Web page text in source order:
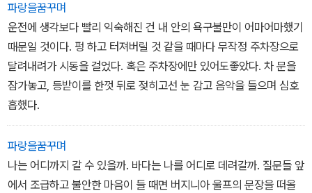
파랑을꿈꾸며
운전에 생각보다 빨리 익숙해진 건 내 안의 욕구불만이 어마어마했기
때문일 것이다. 펑 하고 터져버릴 것 같을 때마다 무작정 주차장으로
달려내려가 시동을 걸었다. 혹은 주차장에만 있어도좋았다. 차 문을
잠가놓고, 등받이를 한껏 뒤로 젖히고선 눈 감고 음악을 들으며 심호
흡했다.
파랑을꿈꾸며
나는 어디까지 갈 수 있을까. 바다는 나를 어디로 데려갈까. 질문들 앞
에서 조급하고 불안한 마음이 들 때면 버지니아 울프의 문장을 떠올